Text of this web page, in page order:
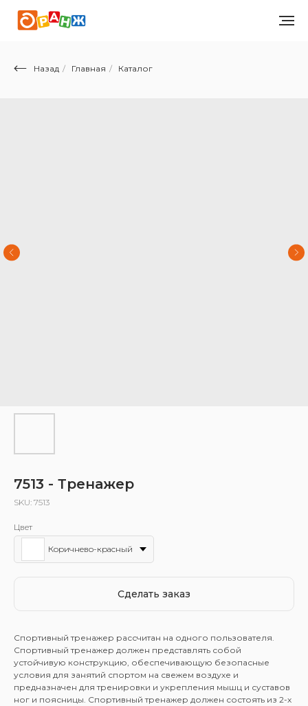
Назад / Главная / Каталог
7513 - Тренажер
SKU: 7513
Цвет
Коричнево-красный
Сделать заказ
Спортивный тренажер рассчитан на одного пользователя.
Спортивный тренажер должен представлять собой
устойчивую конструкцию, обеспечивающую безопасные
условия для занятий спортом на свежем воздухе и
предназначен для тренировки и укрепления мышц и суставов
ног и поясницы. Спортивный тренажер должен состоять из 2-х